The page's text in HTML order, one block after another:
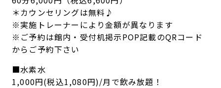
＊カウンセリングは無料♪
※実施トレーナーにより金額が異なります
※ご予約は館内・受付机掲示POP記載のQRコード
からご予約下さい
■水素水
1,000円(税込1,080円)/月で飲み放題！